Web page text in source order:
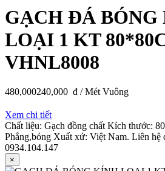
GẠCH ĐÁ
LOẠI 1 KT
VHNL8008
480,000240,000 đ / Mét Vuông
Xem chi tiết
Chất liệu: Gạch đồng chất Kích thước:
Phẳng,bóng Xuất xứ: Việt Nam. Liên hệ
0934.104.147
×